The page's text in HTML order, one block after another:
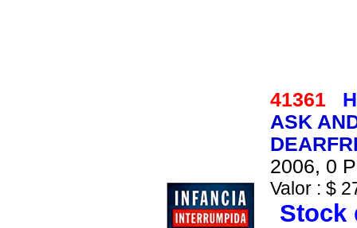
41361
ASK
2006, 0
Valor : $
Stock